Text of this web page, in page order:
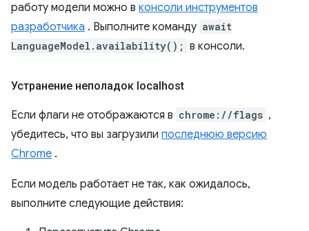
работу модели можно в консоли инструментов
разработчика . Выполните команду await
LanguageModel.availability(); в консоли.
Устранение неполадок localhost
Если флаги не отображаются в chrome://flags ,
убедитесь, что вы загрузили последнюю версию
Chrome .
Если модель работает не так, как ожидалось,
выполните следующие действия: